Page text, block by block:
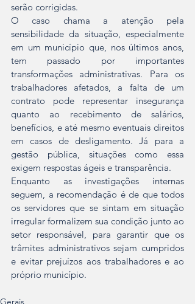
serão corrigidas.
O caso chama a atenção pela
sensibilidade da situação, especialmente
em um município que, nos últimos anos,
tem passado por importantes
transformações administrativas. Para os
trabalhadores afetados, a falta de um
contrato pode representar insegurança
quanto ao recebimento de salários,
benefícios, e até mesmo eventuais direitos
em casos de desligamento. Já para a
gestão pública, situações como essa
exigem respostas ágeis e transparência.
Enquanto as investigações internas
seguem, a recomendação é de que todos
os servidores que se sintam em situação
irregular formalizem sua condição junto ao
setor responsável, para garantir que os
trâmites administrativos sejam cumpridos
e evitar prejuízos aos trabalhadores e ao
próprio município.
Gerais